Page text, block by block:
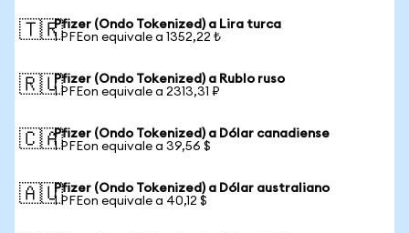
🇹🇷Pfizer (Ondo Tokenized) a Lira turca
1 PFEon equivale a 1352,22 ₺
🇷🇺Pfizer (Ondo Tokenized) a Rublo ruso
1 PFEon equivale a 2313,31 ₽
🇨🇦Pfizer (Ondo Tokenized) a Dólar canadiense
1 PFEon equivale a 39,56 $
🇦🇺Pfizer (Ondo Tokenized) a Dólar australiano
1 PFEon equivale a 40,12 $